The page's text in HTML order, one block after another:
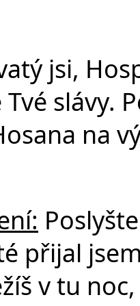
jsi,
slávy.
na
přijal
v tu